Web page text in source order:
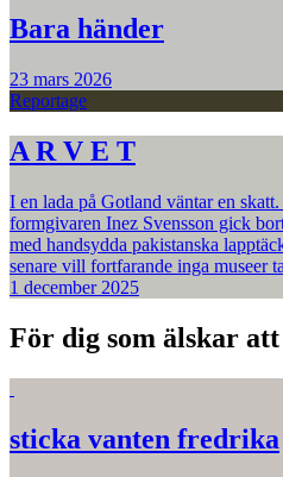
Bara händer
23 mars 2026
Reportage
A R V E T
I en lada på Gotland väntar en
formgivaren Inez Svensson gick
med handsydda pakistanska
senare vill fortfarande inga museer
1 december 2025
För dig som älskar
sticka vanten fredrika